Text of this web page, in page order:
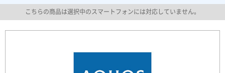
こちらの商品は選択中のスマートフォンには対応していません。